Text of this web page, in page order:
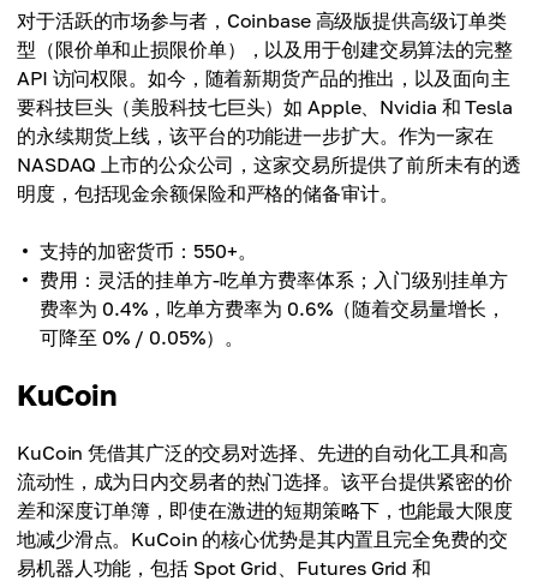
对于活跃的市场参与者，Coinbase 高级版提供高级订单类
型（限价单和止损限价单），以及用于创建交易算法的完整
API 访问权限。如今，随着新期货产品的推出，以及面向主
要科技巨头（美股科技七巨头）如 Apple、Nvidia 和 Tesla
的永续期货上线，该平台的功能进一步扩大。作为一家在
NASDAQ 上市的公众公司，这家交易所提供了前所未有的透
明度，包括现金余额保险和严格的储备审计。
支持的加密货币：550+。
费用：灵活的挂单方-吃单方费率体系；入门级别挂单方
费率为 0.4%，吃单方费率为 0.6%（随着交易量增长，
可降至 0% / 0.05%）。
KuCoin
KuCoin 凭借其广泛的交易对选择、先进的自动化工具和高
流动性，成为日内交易者的热门选择。该平台提供紧密的价
差和深度订单簿，即使在激进的短期策略下，也能最大限度
地减少滑点。KuCoin 的核心优势是其内置且完全免费的交
易机器人功能，包括 Spot Grid、Futures Grid 和